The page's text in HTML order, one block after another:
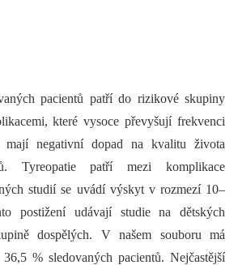
pacientů patří do rizikové skupiny
které vysoce převyšují frekvenci
negativní dopad na kvalitu života
Tyreopatie patří mezi komplikace
studií se uvádí výskyt v rozmezí 10–
postižení udávají studie na dětských
dospělých. V našem souboru má
% sledovaných pacientů. Nejčastější